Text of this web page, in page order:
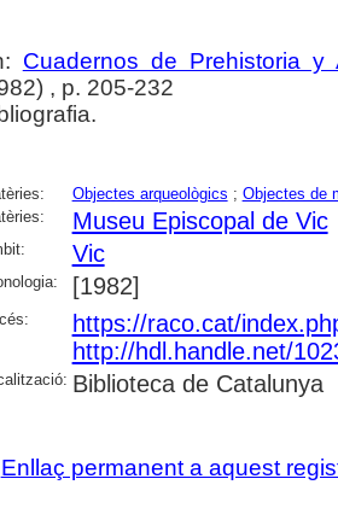
Cuadernos de Prehistoria y
, p. 205-232
Objectes arqueològics ; Objectes de
Museu Episcopal de Vic
Vic
[1982]
https://raco.cat/
http://hdl.handle.net/
Biblioteca de Catalunya
Enllaç permanent a aquest